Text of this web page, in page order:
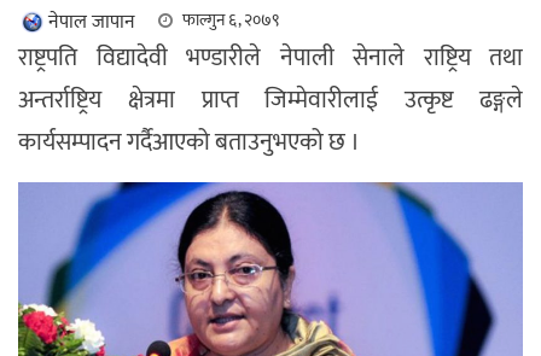
नेपाल जापान फाल्गुन ६, २०७९
राष्ट्रपति विद्यादेवी भण्डारीले नेपाली सेनाले राष्ट्रिय तथा
अन्तर्राष्ट्रिय क्षेत्रमा प्राप्त जिम्मेवारीलाई उत्कृष्ट ढङ्गले
कार्यसम्पादन गर्दैआएको बताउनुभएको छ ।